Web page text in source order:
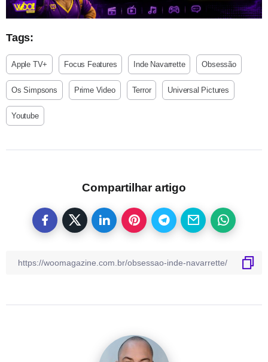
Tags:
Apple TV+ Focus Features Inde Navarrette Obsessão
Os Simpsons Prime Video Terror Universal Pictures
Youtube
Compartilhar artigo